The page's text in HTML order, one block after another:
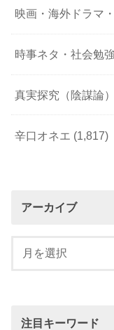
映画・海外ドラマ
時事ネタ・社会勉強
真実探究（陰謀論）
辛口オネエ (1,817)
アーカイブ
注目キーワード